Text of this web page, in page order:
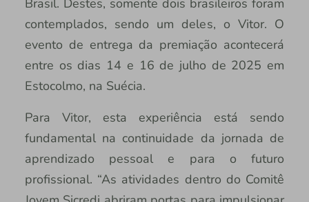
contemplados, sendo um deles, o Vitor. O
evento de entrega da premiação acontecerá
entre os dias 14 e 16 de julho de 2025 em
Estocolmo, na Suécia.
Para Vitor, esta experiência está sendo
fundamental na continuidade da jornada de
aprendizado pessoal e para o futuro
profissional. “As atividades dentro do Comitê